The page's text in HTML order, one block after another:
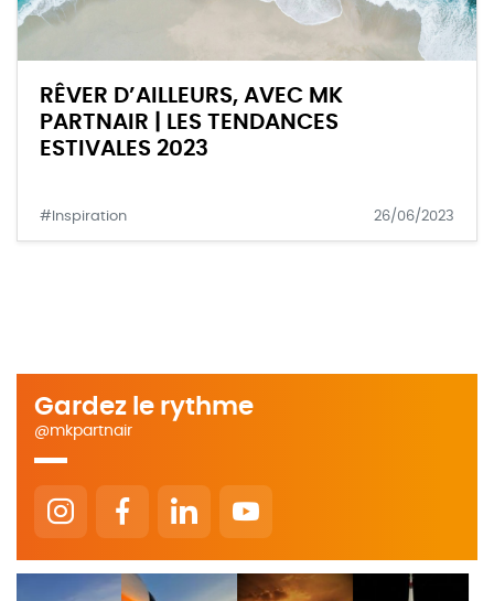
RÊVER D’AILLEURS, AVEC MK
PARTNAIR | LES TENDANCES
ESTIVALES 2023
#Inspiration 26/06/2023
Gardez le rythme
@mkpartnair